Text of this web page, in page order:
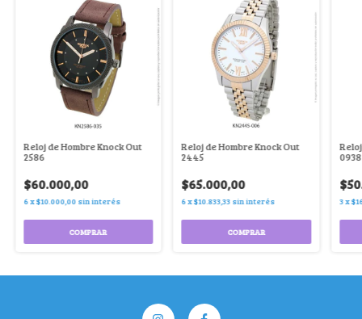
Reloj de Hombre Knock Out
2586
$60.000,00
6x$10.000,00 sin interés
COMPRAR
Reloj de Hombre Knock Out
2445
$65.000,00
6x$10.833,33 sin interés
COMPRAR
0938
3x